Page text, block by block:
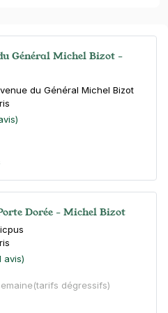
Général Michel Bizot -
du Général Michel Bizot
Dorée - Michel Bizot
avis)
(tarifs dégressifs)